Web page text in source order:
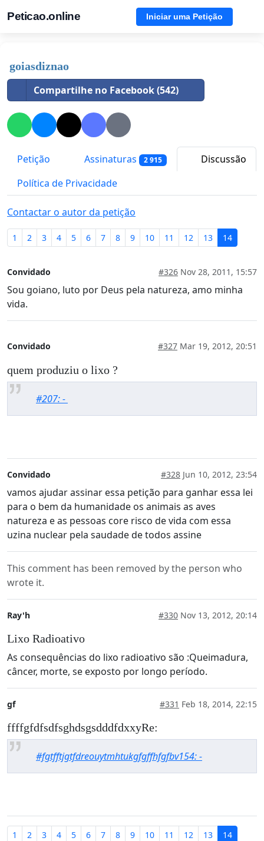
Peticao.online Iniciar uma Petição
goiasdiznao
Compartilhe no Facebook (542)
Petição Assinaturas 2 915
Discussão
Política de Privacidade
Contactar o autor da petição
1 2 3 4 5 6 7 8 9 10 11 12 13 14
Convidado #326 Nov 28, 2011, 15:57
Sou goiano, luto por Deus pela natureza, amo minha
vida.
Convidado #327 Mar 19, 2012, 20:51
quem produziu o lixo ?
#207: -
Convidado #328 Jun 10, 2012, 23:54
vamos ajudar assinar essa petição para ganhar essa lei
para o bem da humanidade os animais as aves
natureza e as pessoas core risco de vida com essa
uzina nuclear pela saudade de todos assine
This comment has been removed by the person who
wrote it.
Ray'h #330 Nov 13, 2012, 20:14
Lixo Radioativo
As consequências do lixo radioativo são :Queimadura,
câncer, morte, se exposto por longo período.
gf #331 Feb 18, 2014, 22:15
ffffgfdfsdfsghdsgsdddfdxxyRe:
#fgtfftjgtfdreouytmhtukgfgffhfgfbv154: -
1 2 3 4 5 6 7 8 9 10 11 12 13 14